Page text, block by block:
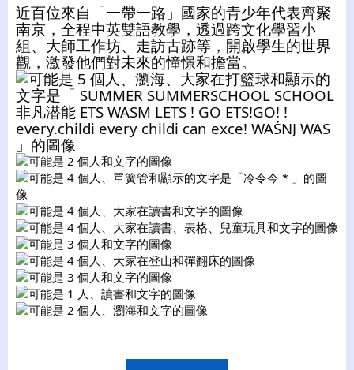
近百位來自「一帶一路」國家的青少年代表齊聚
南京，全程中英雙語教學，透過跨文化學習小
組、大師工作坊、走訪古跡等，開啟學生的世界
觀，激發他們對未來的憧憬和擔當。